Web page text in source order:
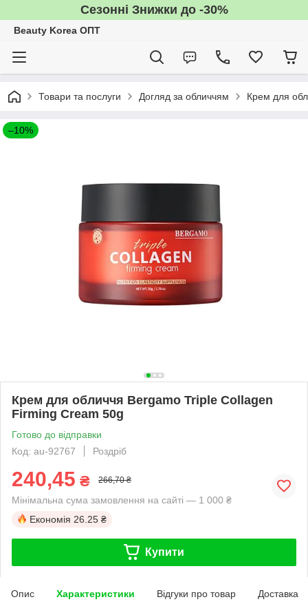
Сезонні Знижки до -30%
Beauty Korea ОПТ
Товари та послуги Догляд за обличчям Крем для
–10%
Крем для обличчя Bergamo Triple Collagen
Firming Cream 50g
Готово до відправки
Код: au-92767
Роздріб
240,45 ₴ 266,70 ₴
Мінімальна сума замовлення на сайті — 1 000 ₴
Економія 26.25 ₴
Купити
Опис Характеристики Відгуки про товар Доставка